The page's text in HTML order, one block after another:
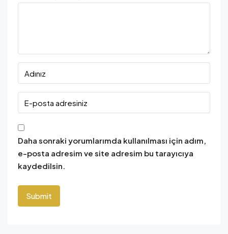
Daha sonraki yorumlarımda kullanılması için adım,
e-posta adresim ve site adresim bu tarayıcıya
kaydedilsin.